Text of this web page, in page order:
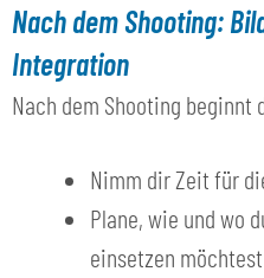
Nach dem Shooting:
Integration
Nach dem Shooting beginnt
Nimm dir Zeit für
Plane, wie und wo
einsetzen möchtest